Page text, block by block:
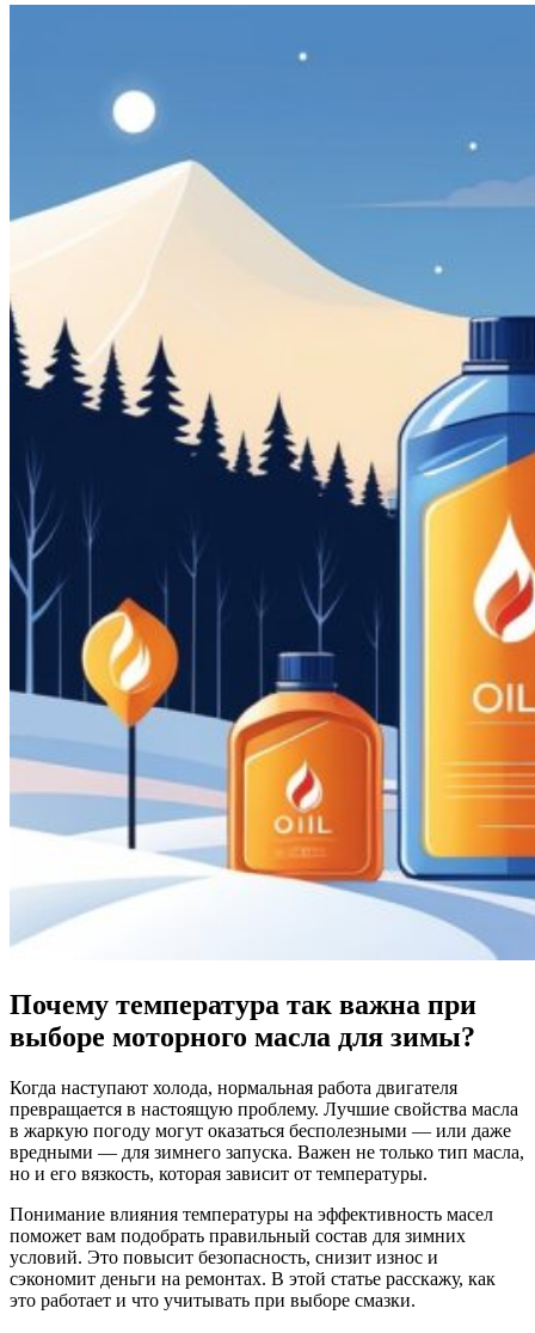
Почему температура так важна при
выборе моторного масла для зимы?
Когда наступают холода, нормальная работа двигателя
превращается в настоящую проблему. Лучшие свойства масла
в жаркую погоду могут оказаться бесполезными — или даже
вредными — для зимнего запуска. Важен не только тип масла,
но и его вязкость, которая зависит от температуры.
Понимание влияния температуры на эффективность масел
поможет вам подобрать правильный состав для зимних
условий. Это повысит безопасность, снизит износ и
сэкономит деньги на ремонтах. В этой статье расскажу, как
это работает и что учитывать при выборе смазки.